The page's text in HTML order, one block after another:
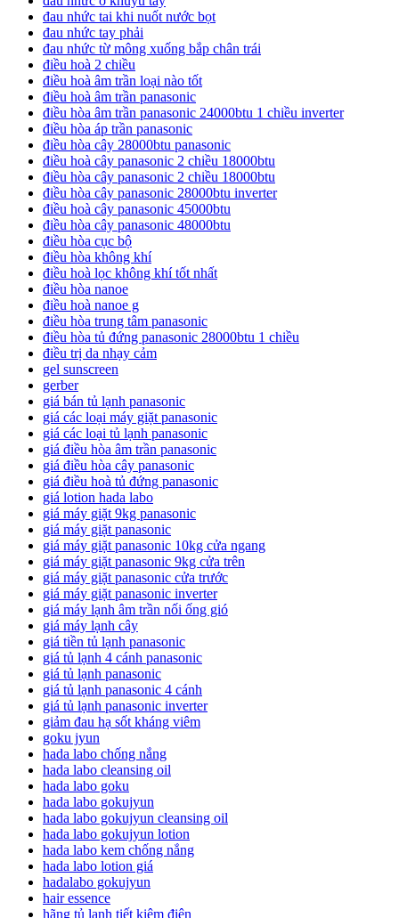
đau nhức tai khi nuốt nước bọt
đau nhức tay phải
đau nhức từ mông xuống bắp chân trái
điều hoà 2 chiều
điều hoà âm trần loại nào tốt
điều hoà âm trần panasonic
điều hòa âm trần panasonic 24000btu 1 chiều inverter
điều hòa áp trần panasonic
điều hòa cây 28000btu panasonic
điều hoà cây panasonic 2 chiều 18000btu
điều hòa cây panasonic 2 chiều 18000btu
điều hòa cây panasonic 28000btu inverter
điều hoà cây panasonic 45000btu
điều hòa cây panasonic 48000btu
điều hòa cục bộ
điều hòa không khí
điều hoà lọc không khí tốt nhất
điều hòa nanoe
điều hoà nanoe g
điều hòa trung tâm panasonic
điều hòa tủ đứng panasonic 28000btu 1 chiều
điều trị da nhạy cảm
gel sunscreen
gerber
giá bán tủ lạnh panasonic
giá các loại máy giặt panasonic
giá các loại tủ lạnh panasonic
giá điều hòa âm trần panasonic
giá điều hòa cây panasonic
giá điều hoà tủ đứng panasonic
giá lotion hada labo
giá máy giặt 9kg panasonic
giá máy giặt panasonic
giá máy giặt panasonic 10kg cửa ngang
giá máy giặt panasonic 9kg cửa trên
giá máy giặt panasonic cửa trước
giá máy giặt panasonic inverter
giá máy lạnh âm trần nối ống gió
giá máy lạnh cây
giá tiền tủ lạnh panasonic
giá tủ lạnh 4 cánh panasonic
giá tủ lạnh panasonic
giá tủ lạnh panasonic 4 cánh
giá tủ lạnh panasonic inverter
giảm đau hạ sốt kháng viêm
goku jyun
hada labo chống nắng
hada labo cleansing oil
hada labo goku
hada labo gokujyun
hada labo gokujyun cleansing oil
hada labo gokujyun lotion
hada labo kem chống nắng
hada labo lotion giá
hadalabo gokujyun
hair essence
hãng tủ lạnh tiết kiệm điện